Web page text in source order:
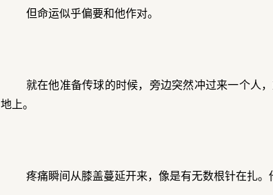
但命运似乎偏要和他作对。
就在他准备传球的时候，旁边突然冲过来一个人
地上。
疼痛瞬间从膝盖蔓延开来，像是有无数根针在扎